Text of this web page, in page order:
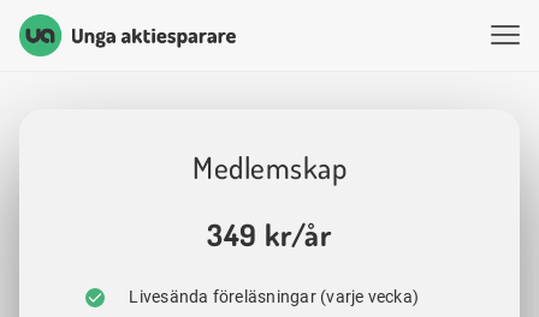
Unga Aktiesparare
Medlemskap
349 kr/år
Livesända föreläsningar (varje vecka)